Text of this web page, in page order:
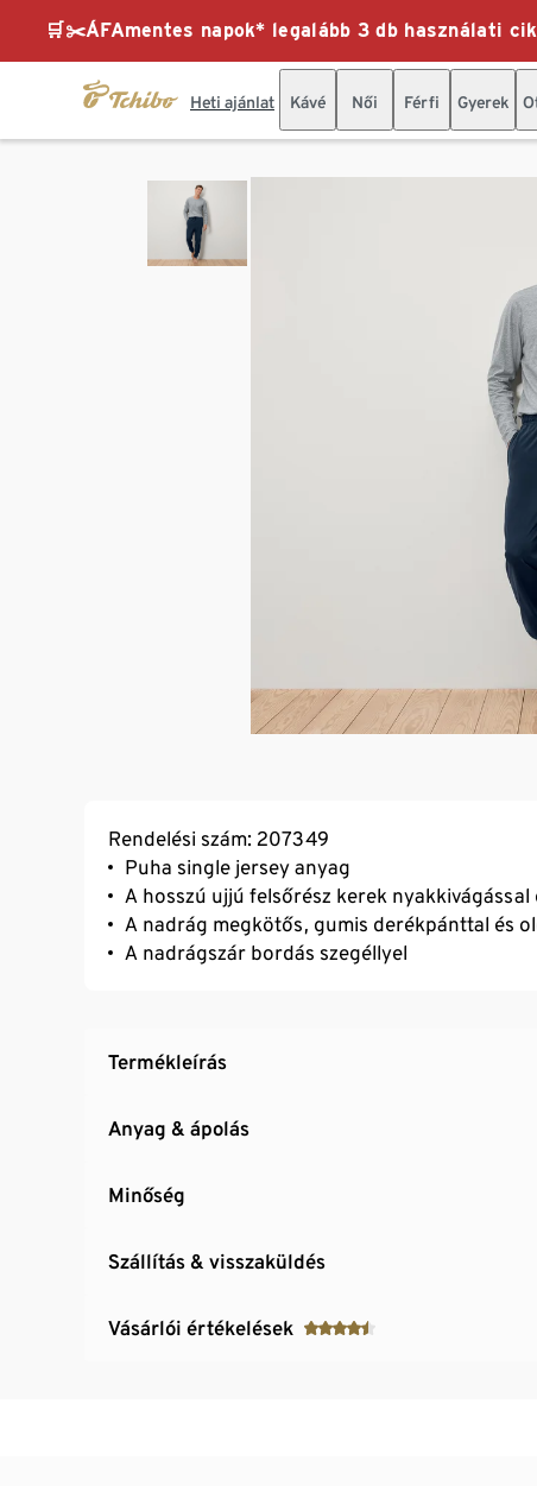
🛒✂️ÁFAmentes napok* legalább 3 db használati
Heti ajánlat Kávé Női Férfi Gyerek
Rendelési szám: 207349
Puha single jersey anyag
A hosszú ujjú felsőrész kerek nyakkivágással
A nadrág megkötős, gumis derékpánttal és
A nadrágszár bordás szegéllyel
Termékleírás
Anyag & ápolás
Minőség
Szállítás & visszaküldés
Vásárlói értékelések